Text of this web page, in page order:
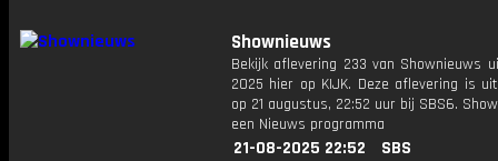
Shownieuws
Bekijk aflevering 233 van Shownieuws
2025 hier op KIJK. Deze aflevering is
op 21 augustus, 22:52 uur bij SBS6.
een Nieuws programma
21-08-2025 22:52
SBS